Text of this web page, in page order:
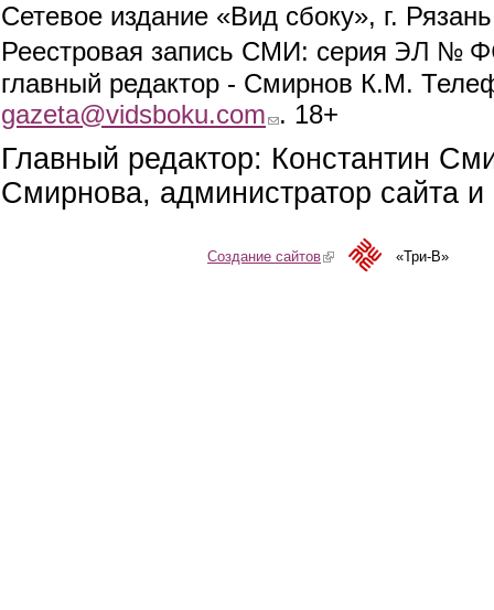
Сетевое издание «Вид сбоку», г.
Реестровая запись СМИ: серия ЭЛ №
главный редактор - Смирнов К.М.
gazeta@vidsboku.com (link sends e-mail)
. 18+
Главный редактор: Константин
Смирнова, администратор сайта
Создание сайтов(link is external)«Три-В»